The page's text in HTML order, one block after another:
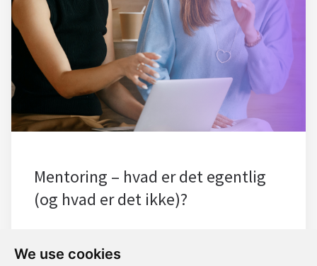
We use cookies
Mentoring – hvad er det egentlig
(og hvad er det ikke)?